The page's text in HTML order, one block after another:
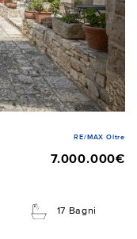
RE/MAX Oltre
7.000.000€
17 Bagni